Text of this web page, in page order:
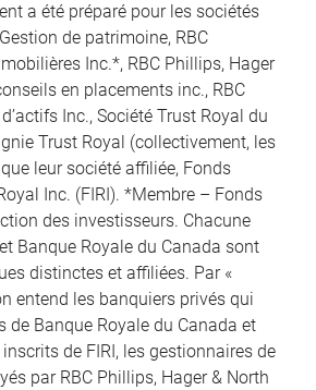
a été préparé pour les sociétés
de patrimoine, RBC
Inc.*, RBC Phillips, Hager
en placements inc., RBC
Inc., Société Trust Royal du
Trust Royal (collectivement, les
leur société affiliée, Fonds
Inc. (FIRI). *Membre – Fonds
des investisseurs. Chacune
Banque Royale du Canada sont
distinctes et affiliées. Par «
entend les banquiers privés qui
de Banque Royale du Canada et
de FIRI, les gestionnaires de
par RBC Phillips, Hager & North